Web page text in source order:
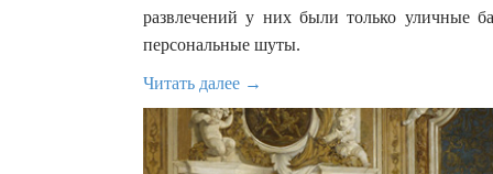
развлечений у них были только уличные
персональные шуты.
Читать далее →